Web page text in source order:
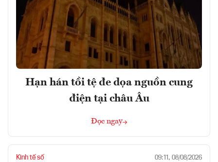
Hạn hán tồi tệ đe dọa nguồn cung
điện tại châu Âu
Đọc ngay
Kinh tế số 09:11, 08/08/2026